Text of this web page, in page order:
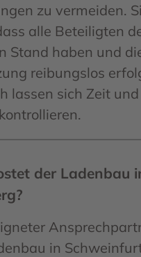
zu vermeiden.
alle Beteiligten
Stand haben und
reibungslos
lassen sich Zeit
der Ladenbau
in